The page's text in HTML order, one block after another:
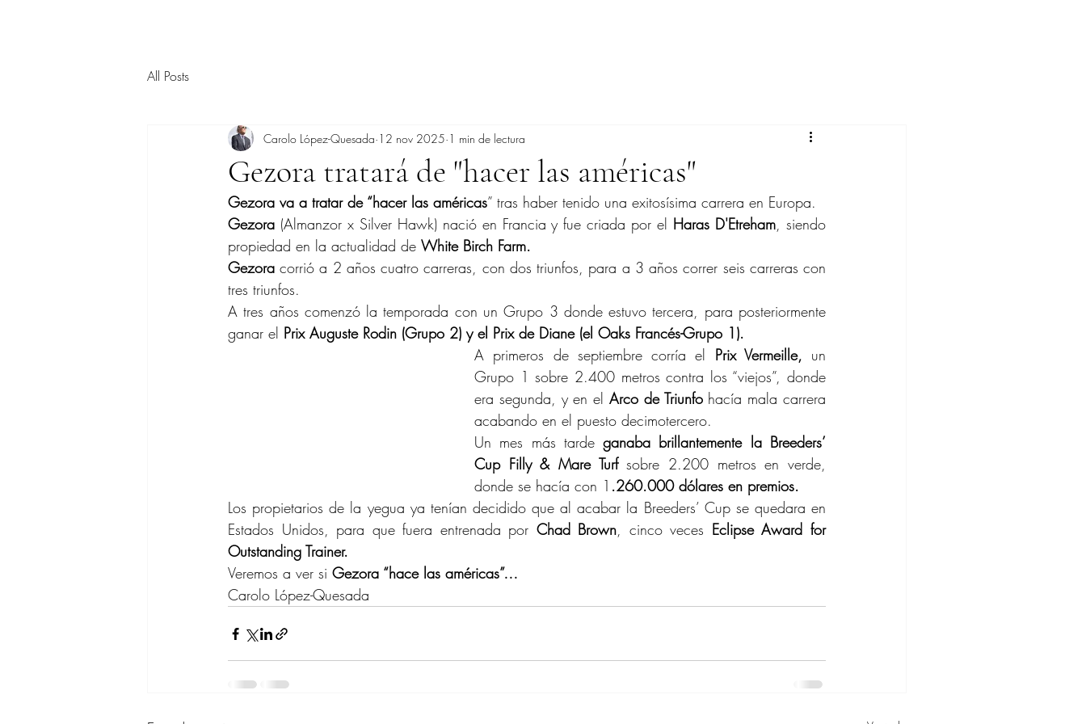
All Posts
Gezora tratará de "hacer las américas"
Carolo López-Quesada 12 nov 2025 1 min de lectura
Gezora va a tratar de “hacer las américas” tras haber tenido una exitosísima carrera en Europa.
Gezora (Almanzor x Silver Hawk) nació en Francia y fue criada por el Haras D'Etreham, siendo
propiedad en la actualidad de White Birch Farm.
Gezora corrió a 2 años cuatro carreras, con dos triunfos, para a 3 años correr seis carreras con
tres triunfos.
A tres años comenzó la temporada con un Grupo 3 donde estuvo tercera, para posteriormente
ganar el Prix Auguste Rodin (Grupo 2) y el Prix de Diane (el Oaks Francés-Grupo 1).
A primeros de septiembre corría el Prix Vermeille, un
Grupo 1 sobre 2.400 metros contra los “viejos”, donde
era segunda, y en el Arco de Triunfo hacía mala carrera
acabando en el puesto decimotercero.
Un mes más tarde ganaba brillantemente la Breeders’
Cup Filly & Mare Turf sobre 2.200 metros en verde,
donde se hacía con 1 .260.000 dólares en premios.
Los propietarios de la yegua ya tenían decidido que al acabar la Breeders’ Cup se quedara en
Estados Unidos, para que fuera entrenada por Chad Brown, cinco veces Eclipse Award for
Outstanding Trainer.
Veremos a ver si Gezora “hace las américas”…
Carolo López-Quesada